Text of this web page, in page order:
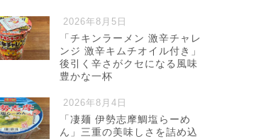
2026年8月5日
「チキンラーメン 激辛チャレ
ンジ 激辛キムチオイル付き」
後引く辛さがクセになる風味
豊かな一杯
2026年8月4日
「凄麺 伊勢志摩鯛塩らーめ
ん」三重の美味しさを詰め込